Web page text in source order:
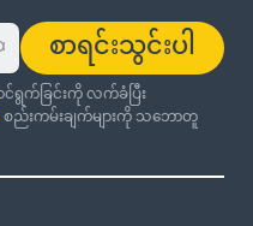
စာရင်းသွင်းပါ
ရွက်ခြင်းကို လက်ခံပြီး
စည်းကမ်းချက်များကို သဘောတူ